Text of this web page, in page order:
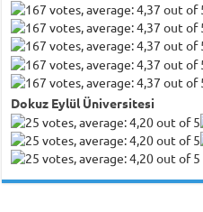
Dokuz Eylül Üniversitesi